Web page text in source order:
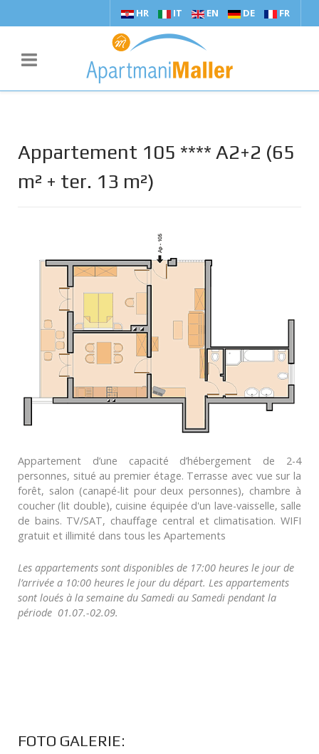
HR IT EN DE FR
Appartement 105 **** A2+2 (65
m² + ter. 13 m²)
Appartement d’une capacité d’hébergement de 2-4
personnes, situé au premier étage. Terrasse avec vue sur la
forêt, salon (canapé-lit pour deux personnes), chambre à
coucher (lit double), cuisine équipée d'un lave-vaisselle, salle
de bains. TV/SAT, chauffage central et climatisation. WIFI
gratuit et illimité dans tous les Apartements
Les appartements sont disponibles de 17:00 heures le jour de
l’arrivée a 10:00 heures le jour du départ. Les appartements
sont loués à la semaine du Samedi au Samedi pendant la
période 01.07.-02.09.
FOTO GALERIE: